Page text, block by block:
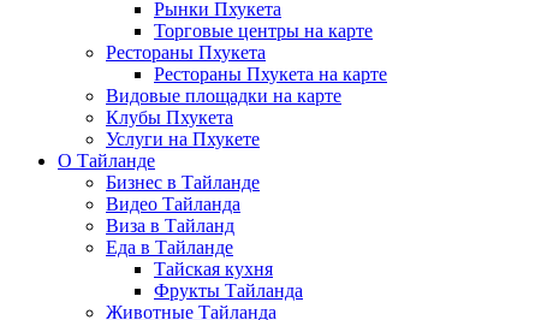
Рынки Пхукета
Торговые центры на карте
Рестораны Пхукета
Рестораны Пхукета на карте
Видовые площадки на карте
Клубы Пхукета
Услуги на Пхукете
О Тайланде
Бизнес в Тайланде
Видео Тайланда
Виза в Тайланд
Еда в Тайланде
Тайская кухня
Фрукты Тайланда
Животные Тайланда